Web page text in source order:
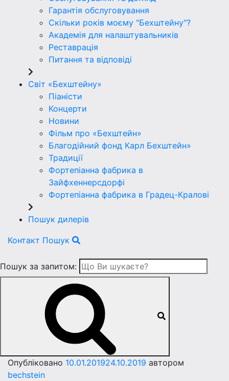
Гарантія обслуговування
Скільки років моєму "Бехштейну"?
Академія для налаштувальників
Реставрація
Питання та відповіді
Світ «Бехштейну»
Піаністи
Концерти
Новини
Фільм про «Бехштейн»
Благодійний фонд Карл Бехштейн»
Традиції
Фортепіанна фабрика в
Зайфхеннерсдорфi
Фортепіанна фабрика в Градец-Краловi
Пошук дилерів
Контакт Пошук
Пошук за запитом:
Опубліковано 10.01.201924.10.2019 автором
bechstein